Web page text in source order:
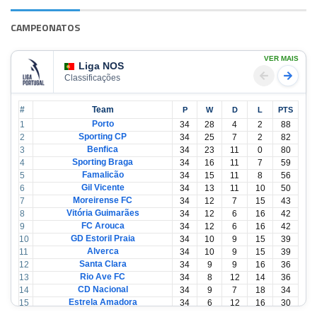
CAMPEONATOS
Liga NOS
Classificações
VER MAIS
# Team P W D L PTS
1 Porto 34 28 4 2
88
2
Sporting CP 34 25 7 2
82
3
Benfica 34 23 11 0
80
4
Sporting Braga 34 16 11 7
59
5
Famalicão 34 15 11 8
56
6
Gil Vicente 34 13 11 10
50
7
Moreirense FC 34 12 7 15
43
8
Vitória Guimarães 34 12 6 16
42
9
FC Arouca 34 12 6 16
42
10
GD Estoril Praia 34 10 9 15
39
11
Alverca 34 10 9 15
39
12
Santa Clara 34 9 9 16
36
13
Rio Ave FC 34 8 12 14
36
14
CD Nacional 34 9 7 18
34
15
Estrela Amadora 34 6 12 16
30